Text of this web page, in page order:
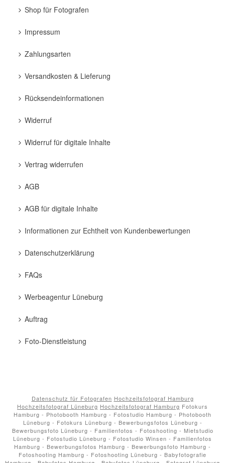
Shop für Fotografen
Impressum
Zahlungsarten
Versandkosten & Lieferung
Rücksendeinformationen
Widerruf
Widerruf für digitale Inhalte
Vertrag widerrufen
AGB
AGB für digitale Inhalte
Informationen zur Echtheit von Kundenbewertungen
Datenschutzerklärung
FAQs
Werbeagentur Lüneburg
Auftrag
Foto-Dienstleistung
Datenschutz für Fotografen Hochzeitsfotograf Hamburg
Hochzeitsfotograf Lüneburg Hochzeitsfotograf Hamburg Fotokurs
Hamburg - Photobooth Hamburg - Fotostudio Hamburg - Photobooth
Lüneburg - Fotokurs Lüneburg - Bewerbungsfotos Lüneburg -
Bewerbungsfoto Lüneburg - Familienfotos - Fotoshooting - Mietstudio
Lüneburg - Fotostudio Lüneburg - Fotostudio Winsen - Familienfotos
Hamburg - Bewerbungsfotos Hamburg - Bewerbungsfoto Hamburg -
Fotoshooting Hamburg - Fotoshooting Lüneburg - Babyfotografie